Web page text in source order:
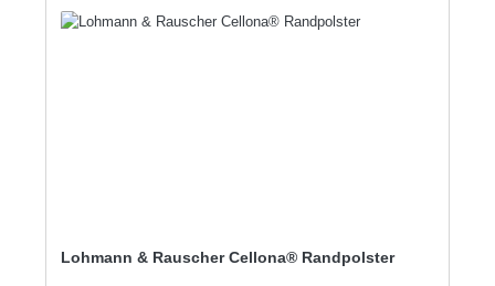
individuellen Bedürfnissen gerecht zu werden.
Lohmann & Rauscher Cellona® Randpolster